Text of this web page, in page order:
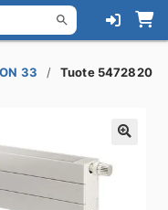
33 Tuote 5472820